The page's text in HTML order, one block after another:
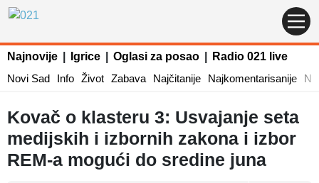
Najnovije Igrice Oglasi za posao
Radio 021 live
Novi Sad
Info Život Zabava Najčitanije Najkomentarisanije
Kovač o klasteru 3: Usvajanje seta
medijskih i izbornih zakona i izbor
REM-a mogući do sredine juna